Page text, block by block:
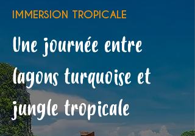
IMMERSION TROPICALE
Une journée entre
lagons turquoise et
jungle tropicale